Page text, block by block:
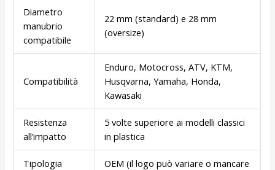
Diametro
manubrio
compatibile
22 mm (standard) e 28 mm
(oversize)
Compatibilità
Enduro, Motocross, ATV, KTM,
Husqvarna, Yamaha, Honda,
Kawasaki
Resistenza
all’impatto
5 volte superiore ai modelli classici
in plastica
Tipologia
OEM (il logo può variare o mancare